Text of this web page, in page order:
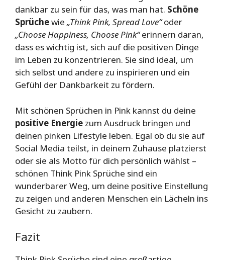
dankbar zu sein für das, was man hat. Schöne
Sprüchewie „Think Pink, Spread Love“oder
„Choose Happiness, Choose Pink“erinnern daran,
dass es wichtig ist, sich auf die positiven Dinge
im Leben zu konzentrieren. Sie sind ideal, um
sich selbst und andere zu inspirieren und ein
Gefühl der Dankbarkeit zu fördern.
Mit schönen Sprüchen in Pink kannst du deine
positive Energie zum Ausdruck bringen und
deinen pinken Lifestyle leben. Egal ob du sie auf
Social Media teilst, in deinem Zuhause platzierst
oder sie als Motto für dich persönlich wählst –
schönen Think Pink Sprüche sind ein
wunderbarer Weg, um deine positive Einstellung
zu zeigen und anderen Menschen ein Lächeln ins
Gesicht zu zaubern.
Fazit